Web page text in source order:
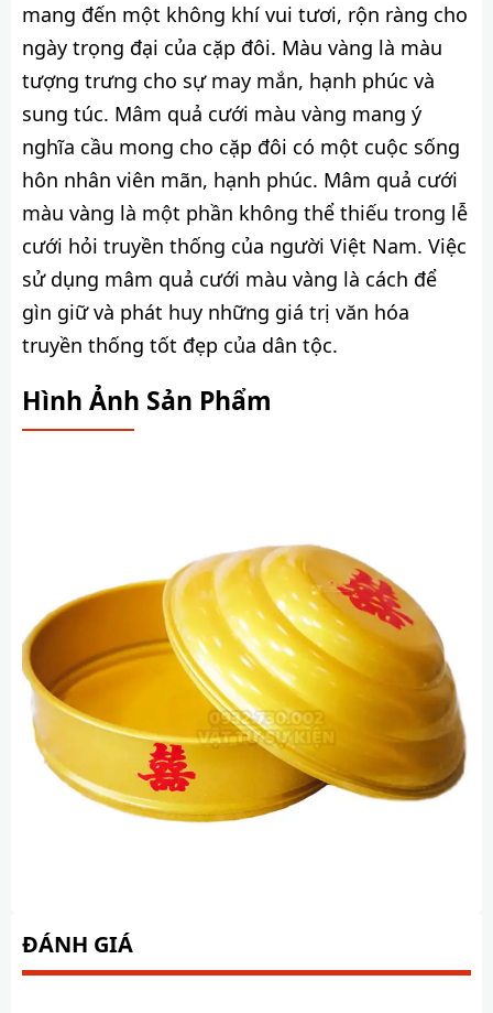
mang đến một không khí vui tươi, rộn ràng cho
ngày trọng đại của cặp đôi. Màu vàng là màu
tượng trưng cho sự may mắn, hạnh phúc và
sung túc. Mâm quả cưới màu vàng mang ý
nghĩa cầu mong cho cặp đôi có một cuộc sống
hôn nhân viên mãn, hạnh phúc. Mâm quả cưới
màu vàng là một phần không thể thiếu trong lễ
cưới hỏi truyền thống của người Việt Nam. Việc
sử dụng mâm quả cưới màu vàng là cách để
gìn giữ và phát huy những giá trị văn hóa
truyền thống tốt đẹp của dân tộc.
Hình Ảnh Sản Phẩm
ĐÁNH GIÁ